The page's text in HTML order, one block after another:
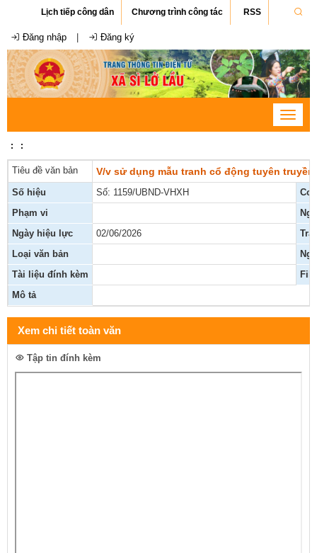
Lịch tiếp công dân Chương trình công tác RSS
Đăng nhập Đăng ký
Toggle
: :
Tiêu đề văn bản V/v sử dụng mẫu tranh cổ động tuyên truyền
Số hiệu Số: 1159/UBND-VHXH
Cơ
Phạm vi
Ngày hiệu lực
02/06/2026
Loại văn bản
Tài liệu đính kèm
Mô tả
Xem chi tiết toàn văn
Tập tin đính kèm